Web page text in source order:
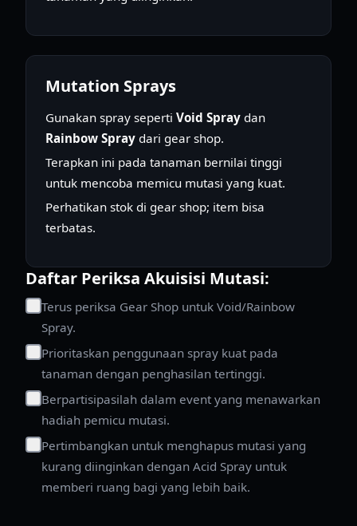
Mutation Sprays
Gunakan spray seperti Void Spray dan
Rainbow Spray dari gear shop.
Terapkan ini pada tanaman bernilai tinggi
untuk mencoba memicu mutasi yang kuat.
Perhatikan stok di gear shop; item bisa
terbatas.
Daftar Periksa Akuisisi Mutasi:
Terus periksa Gear Shop untuk Void/Rainbow
Spray.
Prioritaskan penggunaan spray kuat pada
tanaman dengan penghasilan tertinggi.
Berpartisipasilah dalam event yang menawarkan
hadiah pemicu mutasi.
Pertimbangkan untuk menghapus mutasi yang
kurang diinginkan dengan Acid Spray untuk
memberi ruang bagi yang lebih baik.